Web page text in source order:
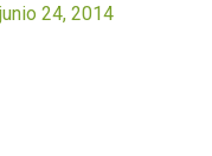
junio 24, 2014